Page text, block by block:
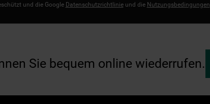
und die Google Datenschutzrichtlinieund die Nutzungsbedingungen
Sie bequem online wiederrufen.